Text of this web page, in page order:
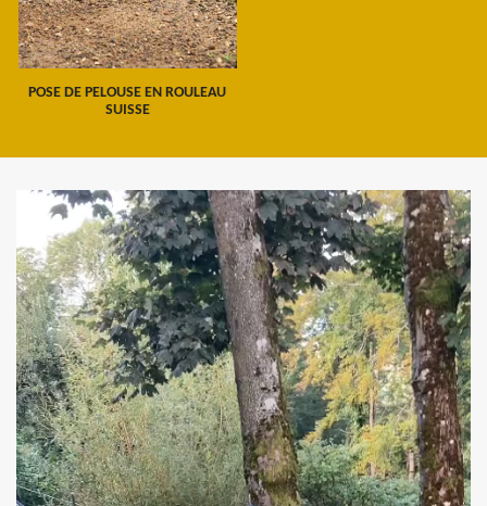
POSE DE PELOUSE EN ROULEAU
SUISSE